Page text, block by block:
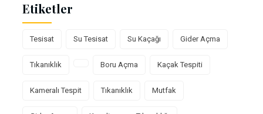
Etiketler
Tesisat Su Tesisat Su Kaçağı Gider Açma
Tıkanıklık Boru Açma Kaçak Tespiti
Kameralı Tespit Tıkanıklık Mutfak